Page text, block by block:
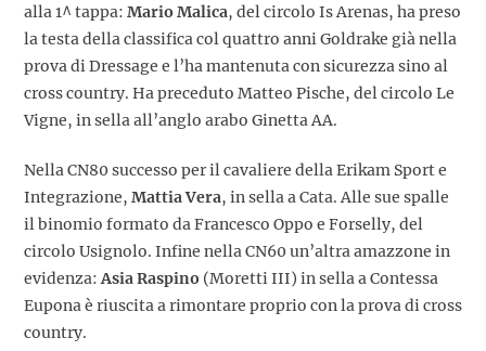
alla 1^ tappa: Mario Malica, del circolo Is Arenas, ha preso
la testa della classifica col quattro anni Goldrake già nella
prova di Dressage e l’ha mantenuta con sicurezza sino al
cross country. Ha preceduto Matteo Pische, del circolo Le
Vigne, in sella all’anglo arabo Ginetta AA.
Nella CN80 successo per il cavaliere della Erikam Sport e
Integrazione, Mattia Vera, in sella a Cata. Alle sue spalle
il binomio formato da Francesco Oppo e Forselly, del
circolo Usignolo. Infine nella CN60 un’altra amazzone in
evidenza:Asia Raspino (Moretti III) in sella a Contessa
Eupona è riuscita a rimontare proprio con la prova di cross
country.